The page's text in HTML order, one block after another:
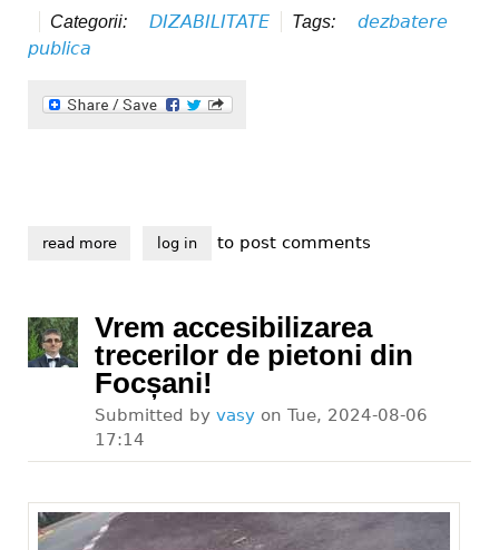
Categorii: DIZABILITATE Tags:
dezbatere
publica
read moreabout ,,focșani, orașul tuturor?!"
log in to post comments
Vrem accesibilizarea
trecerilor de pietoni din
Focșani!
Submitted by vasy on Tue, 2024-08-06
17:14